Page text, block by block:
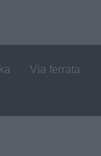
Via ferrata